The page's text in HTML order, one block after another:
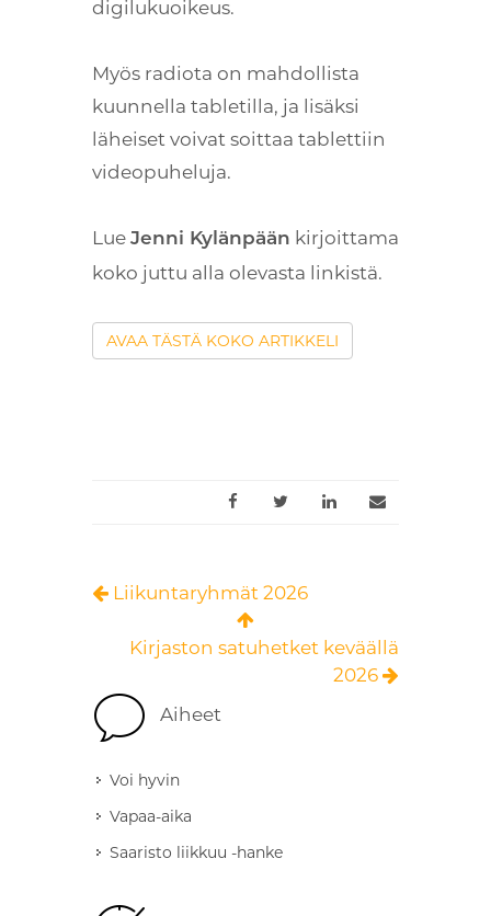
digilukuoikeus.
Myös radiota on mahdollista
kuunnella tabletilla, ja lisäksi
läheiset voivat soittaa tablettiin
videopuheluja.
Lue Jenni Kylänpään kirjoittama
koko juttu alla olevasta linkistä.
AVAA TÄSTÄ KOKO ARTIKKELI
Liikuntaryhmät 2026
Kirjaston satuhetket keväällä
2026
Aiheet
Voi hyvin
Vapaa-aika
Saaristo liikkuu -hanke